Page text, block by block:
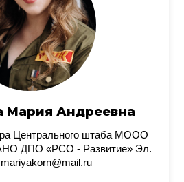
Мария Андреевна
Центрального штаба МООО
ДПО «РСО - Развитие» Эл.